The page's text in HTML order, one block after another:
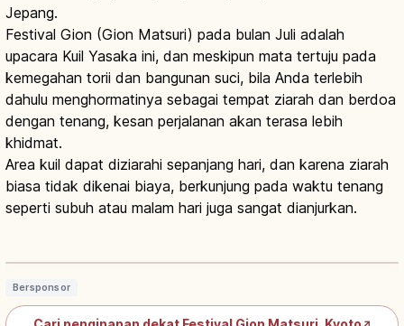
Jepang.
Festival Gion (Gion Matsuri) pada bulan Juli adalah
upacara Kuil Yasaka ini, dan meskipun mata tertuju pada
kemegahan torii dan bangunan suci, bila Anda terlebih
dahulu menghormatinya sebagai tempat ziarah dan berdoa
dengan tenang, kesan perjalanan akan terasa lebih
khidmat.
Area kuil dapat diziarahi sepanjang hari, dan karena ziarah
biasa tidak dikenai biaya, berkunjung pada waktu tenang
seperti subuh atau malam hari juga sangat dianjurkan.
Gion Matsuri Kyoto: Festival Yasaka
Bersponsor